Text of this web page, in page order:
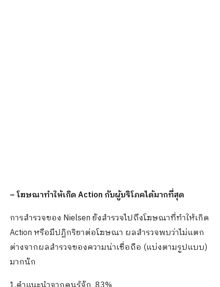
– โฆษณาทำให้เกิด Action กับผู้บริโภคได้มากที่สุด
การสำรวจของ Nielsen ยังสำรวจไปถึงโฆษณาที่ทำให้เกิด
Action หรือมีปฏิกริยาต่อโฆษณา ผลสำรวจพบว่าไม่แตก
ต่างจากผลสำรวจของความน่าเชื่อถือ (แบ่งตามรูปแบบ)
มากนัก